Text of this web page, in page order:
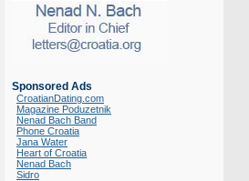
Sponsored Ads
CroatianDating.com
Magazine Poduzetnik
Nenad Bach Band
Phone Croatia
Jana Water
Heart of Croatia
Nenad Bach
Sidro